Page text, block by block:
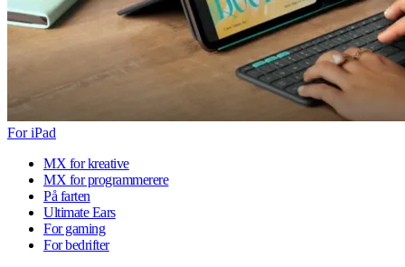
For iPad
MX for kreative
MX for programmerere
På farten
Ultimate Ears
For gaming
For bedrifter